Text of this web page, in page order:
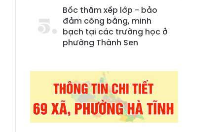
Bốc thăm xếp lớp - bảo
đảm công bằng, minh
bạch tại các trường học ở
phường Thành Sen